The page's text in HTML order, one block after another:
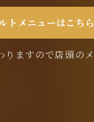
トメニューはこち
ますので店頭の